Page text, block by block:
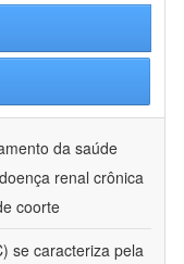
da saúde
renal crônica
coorte
se caracteriza pela